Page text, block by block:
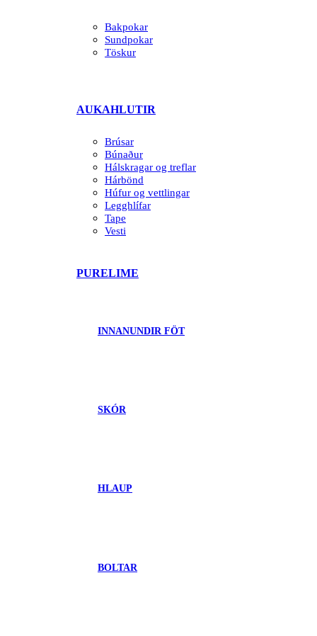
Bakpokar
Sundpokar
Töskur
AUKAHLUTIR
Brúsar
Búnaður
Hálskragar og treflar
Hárbönd
Húfur og vettlingar
Legghlífar
Tape
Vesti
PURELIME
INNANUNDIR FÖT
SKÓR
HLAUP
BOLTAR